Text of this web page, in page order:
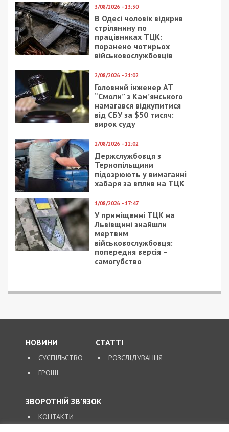
3/08/2026 - 13:30
В Одесі чоловік відкрив
стрілянину по
працівниках ТЦК:
поранено чотирьох
військовослужбовців
2/08/2026 - 21:02
Головний інженер АТ
“Смоли” з Кам’янського
намагався відкупитися
від СБУ за $50 тисяч:
вирок суду
2/08/2026 - 12:02
Держслужбовця з
Тернопільщини
підозрюють у вимаганні
хабаря за вплив на ТЦК
1/08/2026 - 17:47
У приміщенні ТЦК на
Львівщині знайшли
мертвим
військовослужбовця:
попередня версія –
самогубство
НОВИНИ
СУСПІЛЬСТВО
ГРОШІ
СТАТТІ
РОЗСЛІДУВАННЯ
ЗВОРОТНІЙ ЗВ’ЯЗОК
КОНТАКТИ